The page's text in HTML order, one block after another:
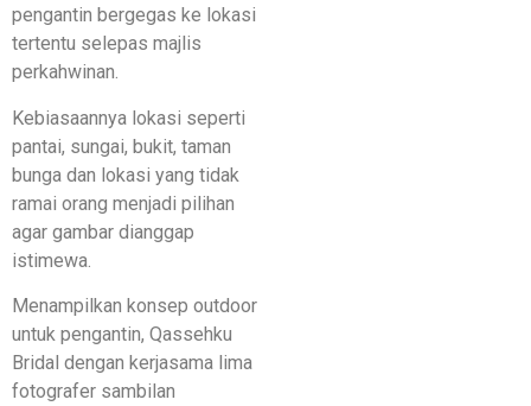
pengantin bergegas ke lokasi
tertentu selepas majlis
perkahwinan.
Kebiasaannya lokasi seperti
pantai, sungai, bukit, taman
bunga dan lokasi yang tidak
ramai orang menjadi pilihan
agar gambar dianggap
istimewa.
Menampilkan konsep outdoor
untuk pengantin, Qassehku
Bridal dengan kerjasama lima
fotografer sambilan